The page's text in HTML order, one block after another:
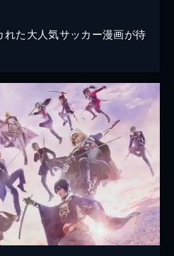
れた大人気サッカー漫画が待